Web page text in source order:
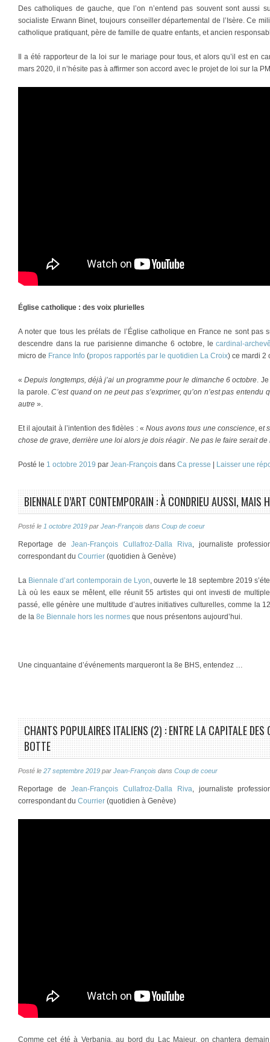
Des catholiques de gauche, que l’on n’entend pas souvent sont aussi
socialiste Erwann Binet, toujours conseiller départemental de l’Isère. Ce
catholique pratiquant, père de famille de quatre enfants, et ancien
Il a été rapporteur de la loi sur le mariage pour tous, et alors qu’il est en
mars 2020, il n’hésite pas à affirmer son accord avec le projet de loi sur la
Église catholique : des voix plurielles
A noter que tous les prélats de l’Église catholique en France ne sont pas
descendre dans la rue parisienne dimanche 6 octobre, lecardinal-
micro de France Info (propos rapportés par le quotidien La Croix) ce mardi 2
«Depuis longtemps, déjà j’ai un programme pour le dimanche 6 octobre .
la parole.C’est quand on ne peut pas s’exprimer, qu’on n’est pas entendu
autre ».
Et il ajoutait à l’intention des fidèles : « Nous avons tous une conscience, et
chose de grave, derrière une loi alors je dois réagir . Ne pas le faire serait de
Posté le 1 octobre 2019 par Jean-François dans Ca presse | Laisser une
BIENNALE D’ART CONTEMPORAIN : À CONDRIEU AUSSI, MAIS
Posté le 1 octobre 2019 par Jean-François dans Coup de coeur
Reportage de Jean-François Cullafroz-Dalla Riva , journaliste
correspondant du Courrier (quotidien à Genève)
La Biennale d’art contemporain de Lyon , ouverte le 18 septembre 2019
Là où les eaux se mêlent, elle réunit 55 artistes qui ont investi de
passé, elle génère une multitude d’autres initiatives culturelles, comme la
de la 8e Biennale hors les normes que nous présentons aujourd’hui.
Une cinquantaine d’événements marqueront la 8e BHS, entendez …
CHANTS POPULAIRES ITALIENS (2) : ENTRE LA CAPITALE DES
BOTTE
Posté le 27 septembre 2019 par Jean-François dans Coup de coeur
Reportage de Jean-François Cullafroz-Dalla Riva , journaliste
correspondant du Courrier (quotidien à Genève)
Comme cet été à Verbania, au bord du Lac Majeur, on chantera